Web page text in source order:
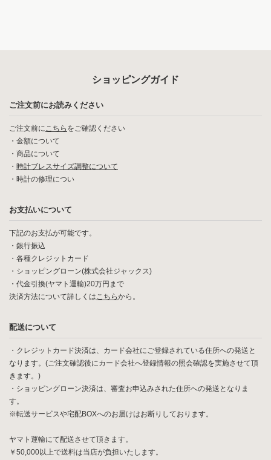
ショッピングガイド
ご注文前にお読みください
ご注文前にこちら をご確認ください
・ 金額について
・ 商品について
・ 時計ブレスサイズ調整について
・ 時計の修理につい
お支払いについて
下記のお支払が可能です。
・銀行振込
・各種クレジットカード
・ショッピングローン(株式会社ジャックス)
・代金引換(ヤマト運輸)20万円まで
決済方法について詳しくはこちらから。
配送について
・クレジットカード決済は、カード会社にご登録されている住所への発送と
なります。(ご注文確認後にカード会社へ登録情報の照会確認を実施させて頂
きます。)
・ショッピングローン決済は、審査お申込みされた住所への発送となりま
す。
※転送サービスや宅配BOXへのお届けはお断りしております。
ヤマト運輸にて配送させて頂きます。
￥50,000以上で送料は当店が負担いたします。